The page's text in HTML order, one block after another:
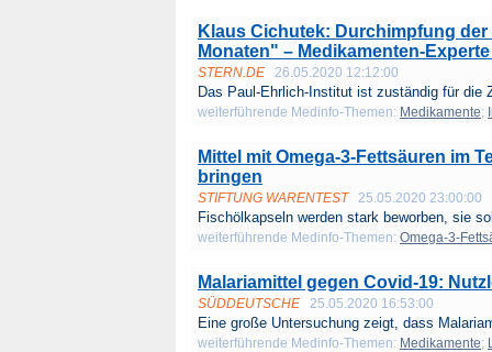
Klaus Cichutek: Durchimpfung
Monaten" – Medikamenten-
STERN.DE 26.05.2020 12:12:00
Das Paul-Ehrlich-Institut ist zuständig für die
weiterführende Medinfo-Themen: Medikamente;
Mittel mit Omega-3-Fettsäuren im
bringen
STIFTUNG WARENTEST 25.05.2020 23:00:00
Fisch­ölkapseln werden stark beworben, sie
weiterführende Medinfo-Themen: Omega-3-
Malariamittel gegen Covid-19:
SÜDDEUTSCHE 25.05.2020 16:53:00
Eine große Untersuchung zeigt, dass
weiterführende Medinfo-Themen: Medikamente;